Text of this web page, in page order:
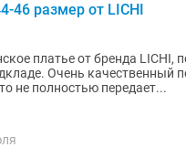
46 размер от LICHI
платье от бренда LICHI,
Очень качественный
не полностью передает...